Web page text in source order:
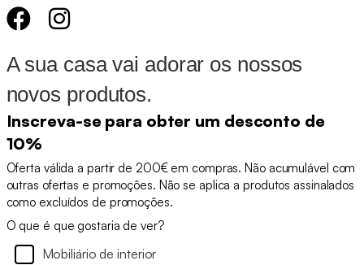
A sua casa vai adorar os nossos
novos produtos.
Inscreva-se para obter um desconto de
10%
Oferta válida a partir de 200€ em compras. Não acumulável com
outras ofertas e promoções. Não se aplica a produtos assinalados
como excluídos de promoções.
O que é que gostaria de ver?
Mobiliário de interior